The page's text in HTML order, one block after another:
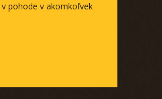
pohode v akomkoľvek